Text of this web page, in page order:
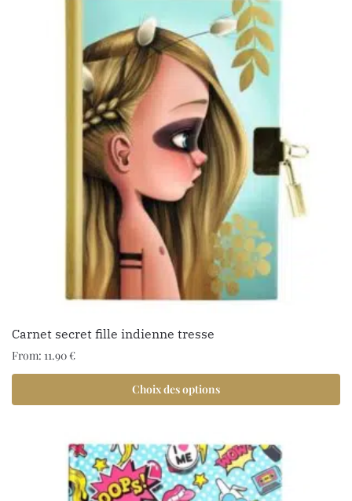
Carnet secret fille indienne tresse
From: 11.90€
Choix des options